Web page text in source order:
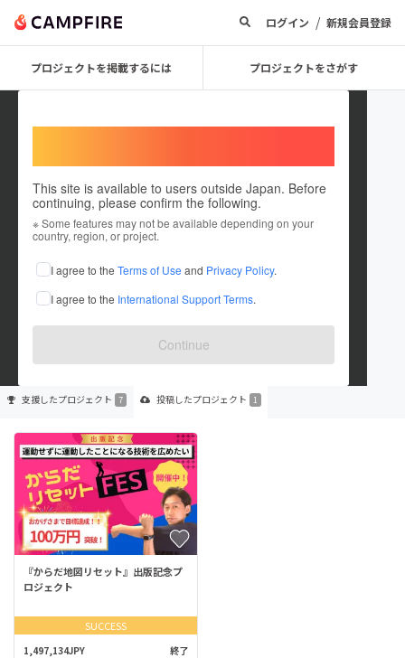
ログイン / 新規会員登録
プロジェクトを掲載するには プロジェクトをさがす
This site is available to users outside Japan. Before
continuing, please confirm the following.
※ Some features may not be available depending on your
country, region, or project.
I agree to the Terms of Use and Privacy Policy.
I agree to the International Support Terms.
Continue
shigeto obata
これまでに7回支援して1件のプロジェクトを投稿しています
在住国：未設定
出身国：未設定
支援したプロジェクト 7 投稿したプロジェクト 1
『からだ地図リセット』出版記念プ
ロジェクト
SUCCESS
1,497,134JPY 終了